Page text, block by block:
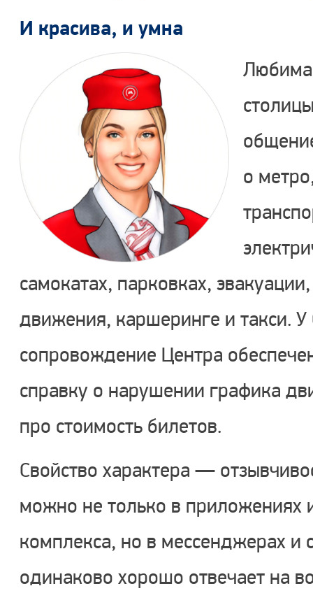
И красива, и умна
о
самокатах, парковках,
движения, каршеринге и такси.
сопровождение Центра
справку о нарушении графика
про стоимость билетов.
Свойство характера —
можно не только в приложениях
комплекса, но в мессенджерах и
одинаково хорошо отвечает на